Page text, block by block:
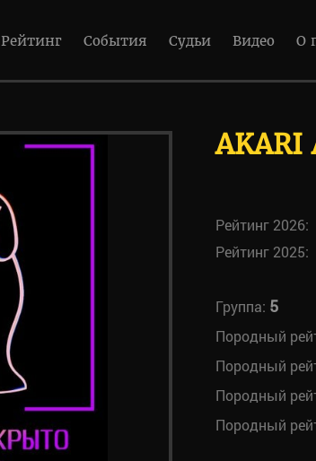
Рейтинг События Судьи Видео О
AKARI
Рейтинг 2026:
Рейтинг 2025:
Группа: 5
Породный
Породный
Породный
Породный